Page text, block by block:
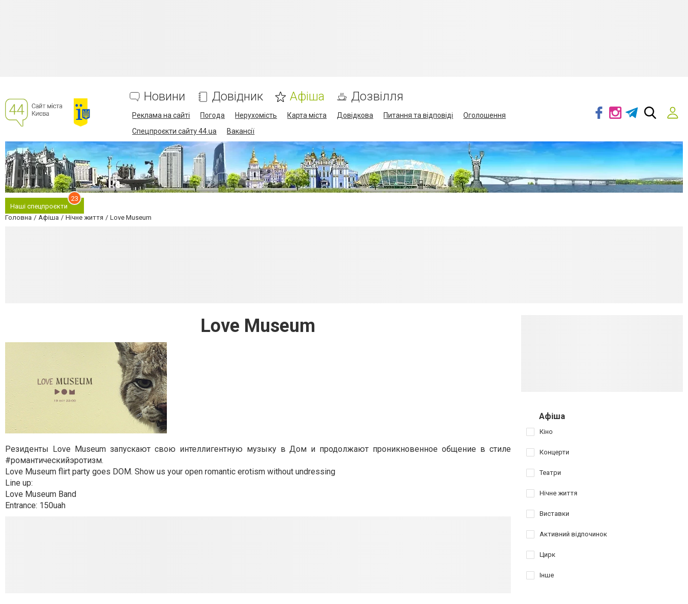
Новини Довідник Афіша Дозвілля
Реклама на сайті Погода Нерухомість Карта міста Довідкова Питання та відповіді
Оголошення
Спецпроєкти сайту 44.ua
Вакансії
Наші спецпроєкти
23
Головна Афіша Нічне життя Love Museum
Love Museum
Резиденты Love Museum запускают свою интеллигентную музыку в Дом и продолжают проникновенное общение в стиле
#романтическийэротизм.
Love Museum flirt party goes DOM. Show us your open romantic erotism without undressing
Line up:
Love Museum Band
Entrance: 150uah
Афіша
Кіно
Концерти
Театри
Нічне життя
Виставки
Активний відпочинок
Цирк
Інше